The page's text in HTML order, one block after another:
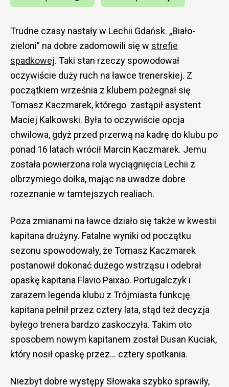
Trudne czasy nastały w Lechii Gdańsk. „Biało-
zieloni” na dobre zadomowili się w strefie
spadkowej. Taki stan rzeczy spowodował
oczywiście duży ruch na ławce trenerskiej. Z
początkiem września z klubem pożegnał się
Tomasz Kaczmarek, którego zastąpił asystent
Maciej Kalkowski. Była to oczywiście opcja
chwilowa, gdyż przed przerwą na kadrę do klubu po
ponad 16 latach wrócił Marcin Kaczmarek. Jemu
została powierzona rola wyciągnięcia Lechii z
olbrzymiego dołka, mając na uwadze dobre
rozeznanie w tamtejszych realiach.
Poza zmianami na ławce działo się także w kwestii
kapitana drużyny. Fatalne wyniki od początku
sezonu spowodowały, że Tomasz Kaczmarek
postanowił dokonać dużego wstrząsu i odebrał
opaskę kapitana Flavio Paixao. Portugalczyk i
zarazem legenda klubu z Trójmiasta funkcję
kapitana pełnił przez cztery lata, stąd też decyzja
byłego trenera bardzo zaskoczyła. Takim oto
sposobem nowym kapitanem został Dusan Kuciak,
który nosił opaskę przez… cztery spotkania.
Niezbyt dobre występy Słowaka szybko sprawiły,